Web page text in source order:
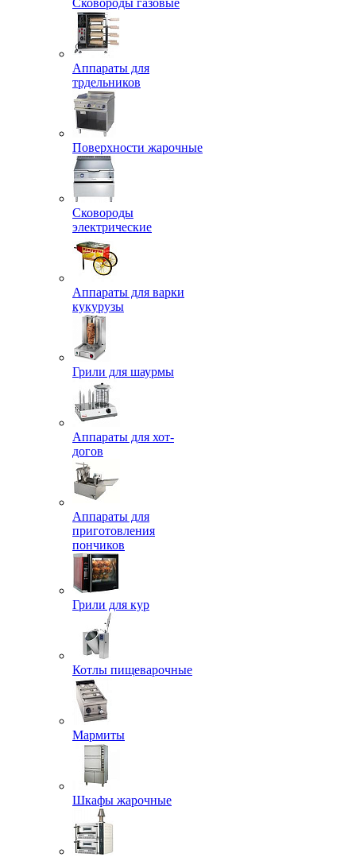
Аппараты для
трдельников
Поверхности жарочные
Сковороды
электрические
Аппараты для варки
кукурузы
Грили для шаурмы
Аппараты для хот-
догов
Аппараты для
приготовления
пончиков
Грили для кур
Котлы пищеварочные
Мармиты
Шкафы жарочные